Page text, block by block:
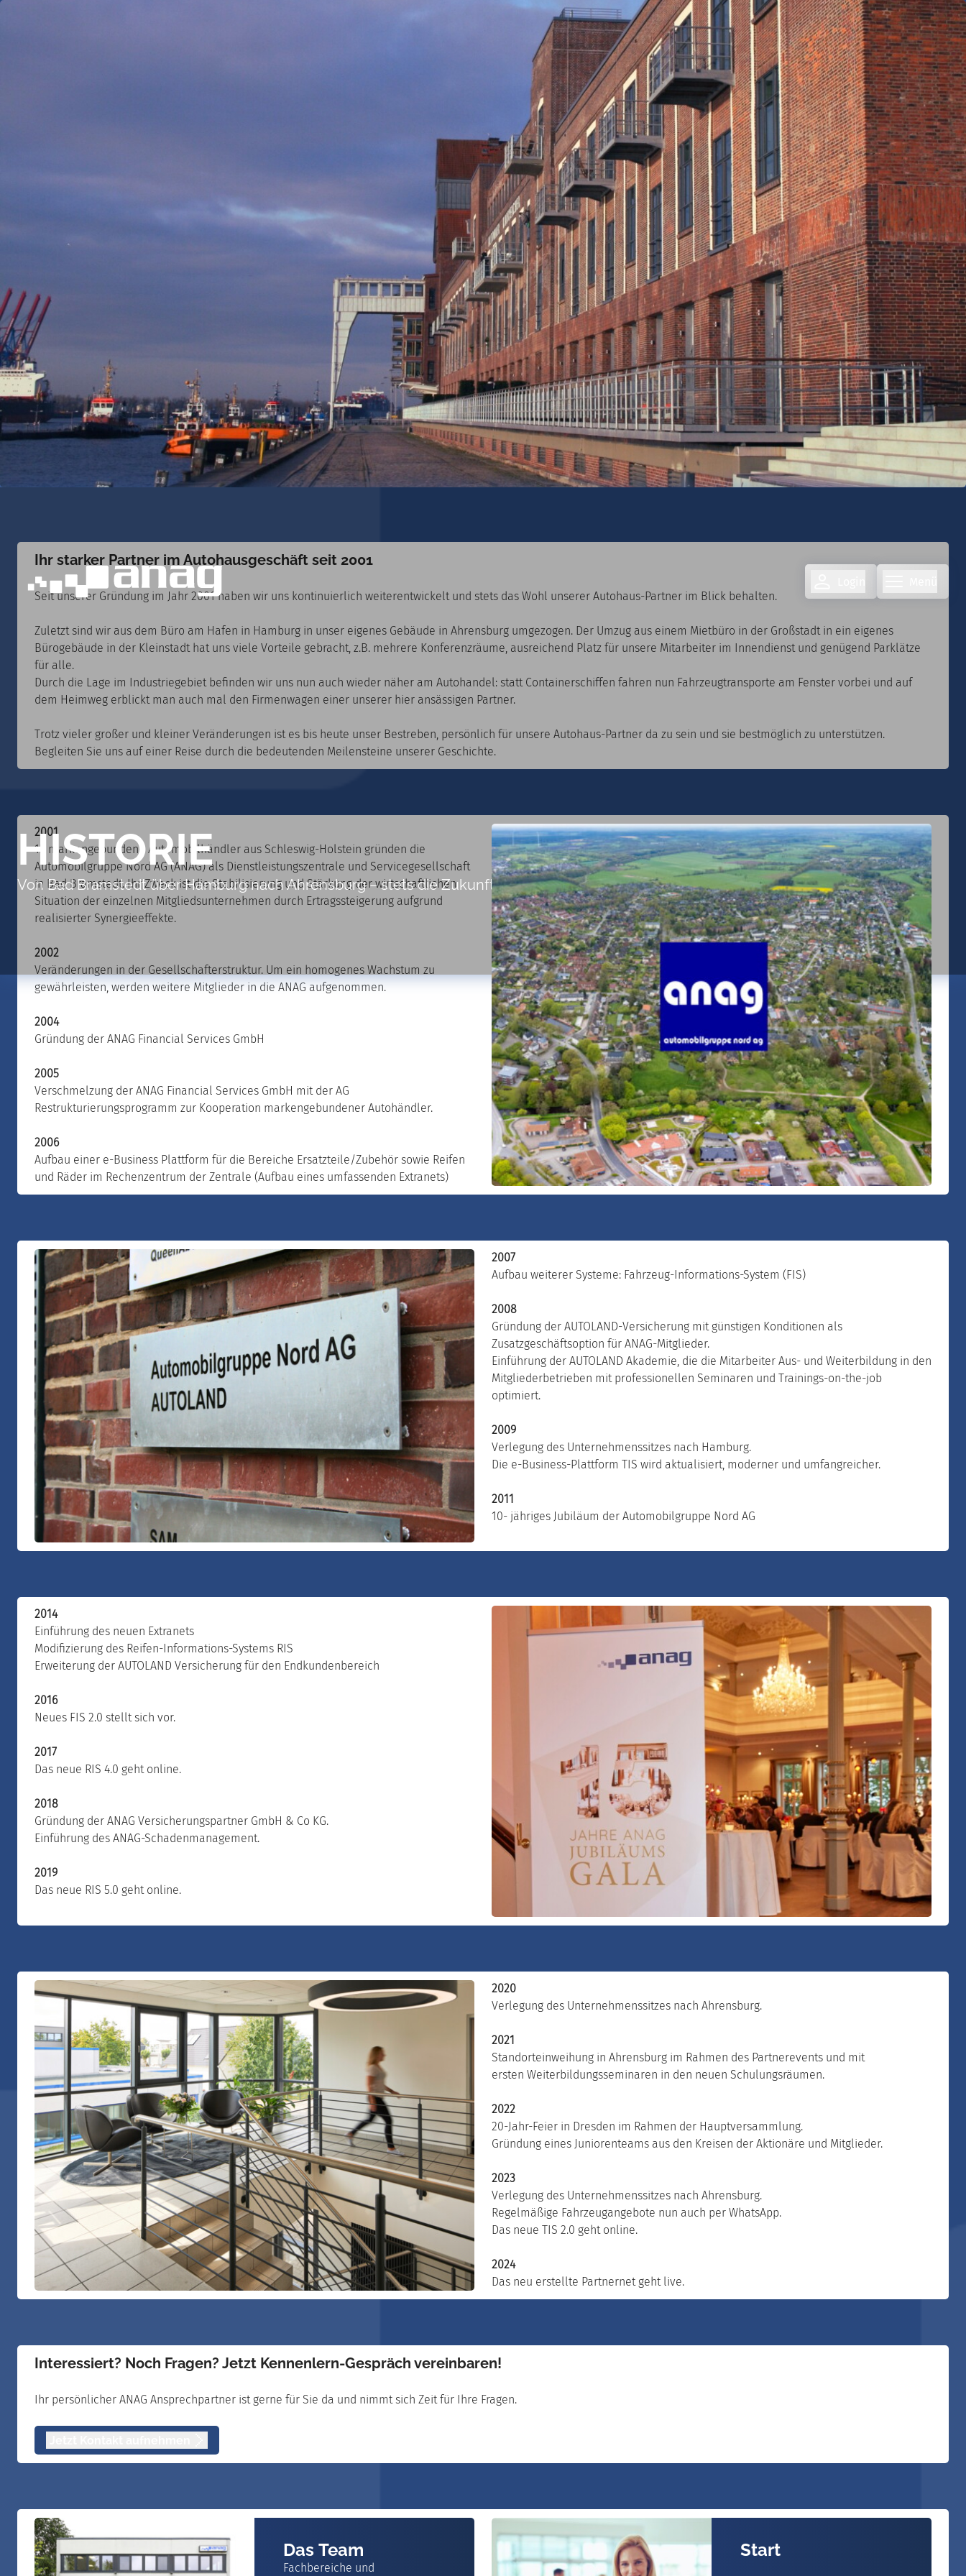
HISTORIE
Von Bad Bramstedt über Hamburg nach Ahrensburg – stets die Zukunft im Blick.
Ihr starker Partner im Autohausgeschäft seit 2001
Seit unserer Gründung im Jahr 2001 haben wir uns kontinuierlich weiterentwickelt und stets das Wohl unserer Autohaus-Partner im Blick behalten.
Zuletzt sind wir aus dem Büro am Hafen in Hamburg in unser eigenes Gebäude in Ahrensburg umgezogen. Der Umzug aus einem Mietbüro in der Großstadt in ein eigenes
Bürogebäude in der Kleinstadt hat uns viele Vorteile gebracht, z.B. mehrere Konferenzräume, ausreichend Platz für unsere Mitarbeiter im Innendienst und genügend Parklätze
für alle.
Durch die Lage im Industriegebiet befinden wir uns nun auch wieder näher am Autohandel: statt Containerschiffen fahren nun Fahrzeugtransporte am Fenster vorbei und auf
dem Heimweg erblickt man auch mal den Firmenwagen einer unserer hier ansässigen Partner.
Trotz vieler großer und kleiner Veränderungen ist es bis heute unser Bestreben, persönlich für unsere Autohaus-Partner da zu sein und sie bestmöglich zu unterstützen.
Begleiten Sie uns auf einer Reise durch die bedeutenden Meilensteine unserer Geschichte.
2001
15 markengebundene Automobilhändler aus Schleswig-Holstein gründen die
Automobilgruppe Nord AG (ANAG) als Dienstleistungszentrale und Servicegesellschaft
in Bad Bramstedt. Ihr Zweck ist die Stabilisierung und Stärkung der wirtschaftlichen
Situation der einzelnen Mitgliedsunternehmen durch Ertragssteigerung aufgrund
realisierter Synergieeffekte.
2002
Veränderungen in der Gesellschafterstruktur. Um ein homogenes Wachstum zu
gewährleisten, werden weitere Mitglieder in die ANAG aufgenommen.
2004
Gründung der ANAG Financial Services GmbH
2005
Verschmelzung der ANAG Financial Services GmbH mit der AG
Restrukturierungsprogramm zur Kooperation markengebundener Autohändler.
2006
Aufbau einer e-Business Plattform für die Bereiche Ersatzteile/Zubehör sowie Reifen
und Räder im Rechenzentrum der Zentrale (Aufbau eines umfassenden Extranets)
2007
Aufbau weiterer Systeme: Fahrzeug-Informations-System (FIS)
2008
Gründung der AUTOLAND-Versicherung mit günstigen Konditionen als
Zusatzgeschäftsoption für ANAG-Mitglieder.
Einführung der AUTOLAND Akademie, die die Mitarbeiter Aus- und Weiterbildung in den
Mitgliederbetrieben mit professionellen Seminaren und Trainings-on-the-job
optimiert.
2009
Verlegung des Unternehmenssitzes nach Hamburg.
Die e-Business-Plattform TIS wird aktualisiert, moderner und umfangreicher.
2011
10- jähriges Jubiläum der Automobilgruppe Nord AG
2014
Einführung des neuen Extranets
Modifizierung des Reifen-Informations-Systems RIS
Erweiterung der AUTOLAND Versicherung für den Endkundenbereich
2016
Neues FIS 2.0 stellt sich vor.
2017
Das neue RIS 4.0 geht online.
2018
Gründung der ANAG Versicherungspartner GmbH & Co KG.
Einführung des ANAG-Schadenmanagement.
2019
Das neue RIS 5.0 geht online.
2020
Verlegung des Unternehmenssitzes nach Ahrensburg.
2021
Standorteinweihung in Ahrensburg im Rahmen des Partnerevents und mit
ersten Weiterbildungsseminaren in den neuen Schulungsräumen.
2022
20-Jahr-Feier in Dresden im Rahmen der Hauptversammlung.
Gründung eines Juniorenteams aus den Kreisen der Aktionäre und Mitglieder.
2023
Verlegung des Unternehmenssitzes nach Ahrensburg.
Regelmäßige Fahrzeugangebote nun auch per WhatsApp.
Das neue TIS 2.0 geht online.
2024
Das neu erstellte Partnernet geht live.
Interessiert? Noch Fragen? Jetzt Kennenlern-Gespräch vereinbaren!
Ihr persönlicher ANAG Ansprechpartner ist gerne für Sie da und nimmt sich Zeit für Ihre Fragen.
Das Team
Fachbereiche und
Start